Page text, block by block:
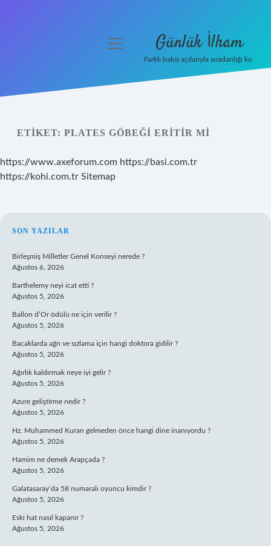
Yasal Uyarı
Hakkımızda
menüyü
Günlük İlham
Farklı bakış açılarıyla sıradanlığı kır.
ETIKET: PLATES GÖBEĞI ERITIR MI
https://www.axeforum.com https://basi.com.tr
https://kohi.com.tr Sitemap
SIDEBAR
SON YAZILAR
Birleşmiş Milletler Genel Konseyi nerede ?
Ağustos 6, 2026
Barthelemy neyi icat etti ?
Ağustos 5, 2026
Ballon d’Or ödülü ne için verilir ?
Ağustos 5, 2026
Bacaklarda ağrı ve sızlama için hangi doktora gidilir ?
Ağustos 5, 2026
Ağırlık kaldırmak neye iyi gelir ?
Ağustos 5, 2026
Azure geliştirme nedir ?
Ağustos 5, 2026
Hz. Muhammed Kuran gelmeden önce hangi dine inanıyordu ?
Ağustos 5, 2026
Hamim ne demek Arapçada ?
Ağustos 5, 2026
Galatasaray’da 58 numaralı oyuncu kimdir ?
Ağustos 5, 2026
Eski hat nasıl kapanır ?
Ağustos 5, 2026